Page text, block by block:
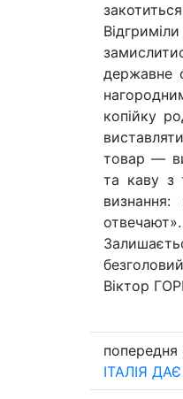
державне
копійку
товар —
та каву з
отвечают».
Віктор
попередня
ІТАЛІЯ